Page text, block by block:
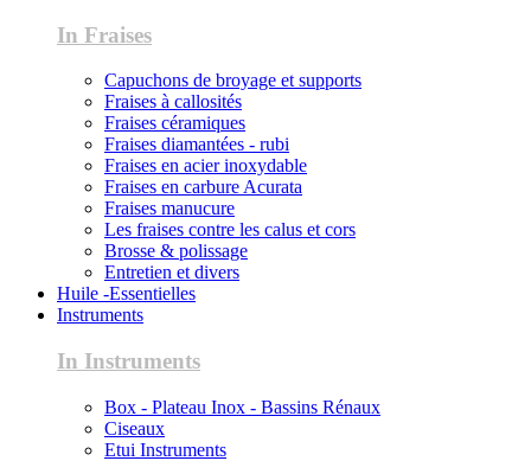
In Fraises
Capuchons de broyage et supports
Fraises à callosités
Fraises céramiques
Fraises diamantées - rubi
Fraises en acier inoxydable
Fraises en carbure Acurata
Fraises manucure
Les fraises contre les calus et cors
Brosse & polissage
Entretien et divers
Huile -Essentielles
Instruments
In Instruments
Box - Plateau Inox - Bassins Rénaux
Ciseaux
Etui Instruments